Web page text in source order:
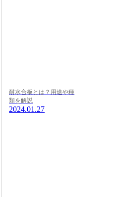
耐水合板とは？用途や種
類を解説
2024.01.27